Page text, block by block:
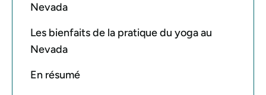
Nevada
Les bienfaits de la pratique du yoga au
Nevada
En résumé